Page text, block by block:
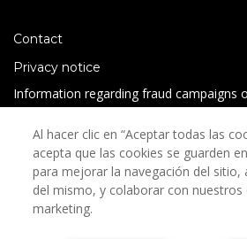
Contact
Privacy notice
Information regarding fraud campaigns
Terms and conditions
Al hacer clic en “Aceptar todas las
acepta que las cookies se guarden
para mejorar la navegación del sitio,
del mismo, y colaborar con nuestros
marketing.